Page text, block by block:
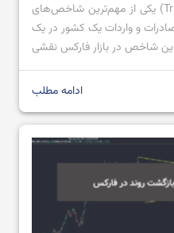
شاخص تراز تجاری (Trade Balance) یکی از مهم‌ترین شاخص‌های
و واردات یک کشور در یک
شاخص در بازار فارکس نقشی
ارزش پول ملی یک کشور تاثیر
صادرات بیشتر از […]ادامه مطلب